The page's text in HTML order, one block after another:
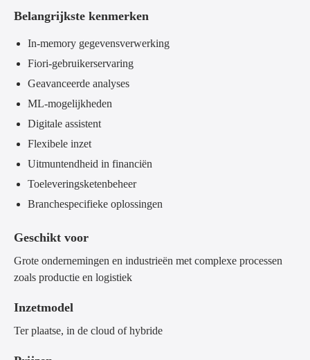
Belangrijkste kenmerken
In-memory gegevensverwerking
Fiori-gebruikerservaring
Geavanceerde analyses
ML-mogelijkheden
Digitale assistent
Flexibele inzet
Uitmuntendheid in financiën
Toeleveringsketenbeheer
Branchespecifieke oplossingen
Geschikt voor
Grote ondernemingen en industrieën met complexe processen
zoals productie en logistiek
Inzetmodel
Ter plaatse, in de cloud of hybride